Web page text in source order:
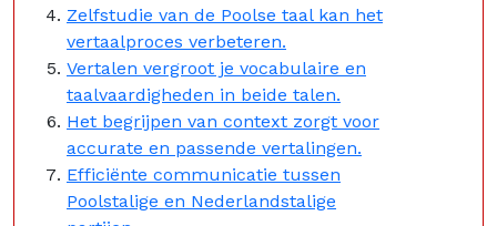
Zelfstudie van de Poolse taal kan het
vertaalproces verbeteren.
Vertalen vergroot je vocabulaire en
taalvaardigheden in beide talen.
Het begrijpen van context zorgt voor
accurate en passende vertalingen.
Efficiënte communicatie tussen
Poolstalige en Nederlandstalige